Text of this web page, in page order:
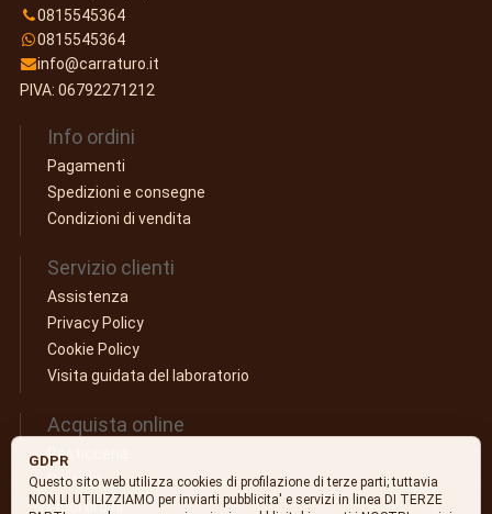
0815545364
0815545364
info@carraturo.it
PIVA: 06792271212
Info ordini
Pagamenti
Spedizioni e consegne
Condizioni di vendita
Servizio clienti
Assistenza
Privacy Policy
Cookie Policy
Visita guidata del laboratorio
Acquista online
Pasticceria
Carrello
I tuoi ordini
GDPR
Questo sito web utilizza cookies di profilazione di terze parti; tuttavia
NON LI UTILIZZIAMO per inviarti pubblicita' e servizi in linea DI TERZE